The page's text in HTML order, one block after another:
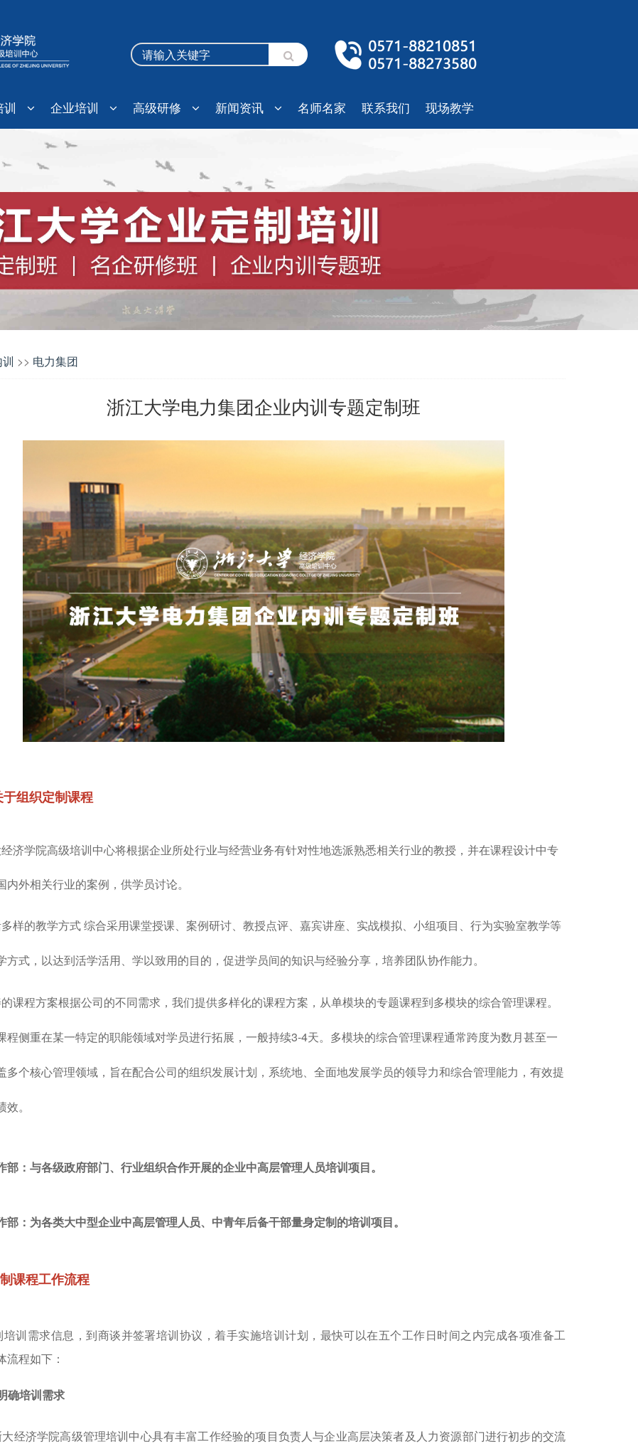
训 企业培训 高级研修 新闻资讯 名师名家 联系我们 现场教学
>> 电力集团
浙江大学电力集团企业内训专题定制班
组织定制课程
济学院高级培训中心将根据企业所处行业与经营业务有针对性地选派熟悉相关行业的教授，并在课程设计中专
内外相关行业的案例，供学员讨论。
样的教学方式 综合采用课堂授课、案例研讨、教授点评、嘉宾讲座、实战模拟、小组项目、行为实验室教学等
方式，以达到活学活用、学以致用的目的，促进学员间的知识与经验分享，培养团队协作能力。
课程方案根据公司的不同需求，我们提供多样化的课程方案，从单模块的专题课程到多模块的综合管理课程。
程侧重在某一特定的职能领域对学员进行拓展，一般持续3-4天。多模块的综合管理课程通常跨度为数月甚至一
多个核心管理领域，旨在配合公司的组织发展计划，系统地、全面地发展学员的领导力和综合管理能力，有效提
。
部：与各级政府部门、行业组织合作开展的企业中高层管理人员培训项目。
部：为各类大中型企业中高层管理人员、中青年后备干部量身定制的培训项目。
课程工作流程
训需求信息，到商谈并签署培训协议，着手实施培训计划，最快可以在五个工作日时间之内完成各项准备工
流程如下：
确培训需求
经济学院高级管理培训中心具有丰富工作经验的项目负责人与企业高层决策者及人力资源部门进行初步的交流